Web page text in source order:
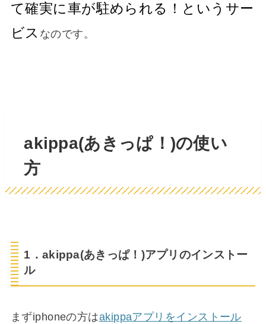
て確実に車が駐められる！というサー
ビス なのです。
akippa(あきっぱ！)の使い
方
1．akippa(あきっぱ！)アプリのインストー
ル
まずiphoneの方はakippaアプリをインストール